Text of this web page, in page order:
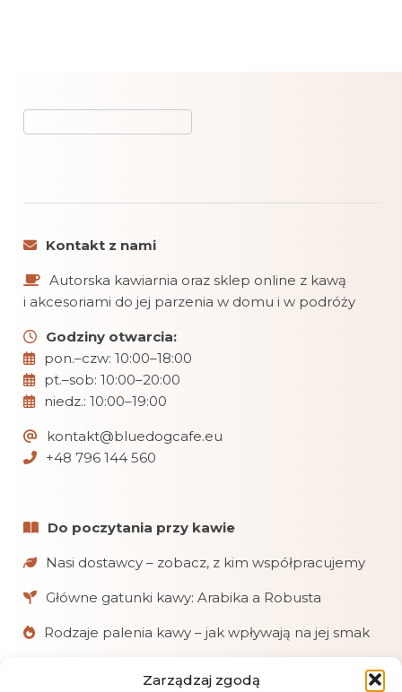
Zarządzaj zgodą
Kontakt z nami
Autorska kawiarnia oraz sklep online z kawą
i akcesoriami do jej parzenia w domu i w podróży
Godziny otwarcia:
pon.–czw: 10:00–18:00
pt.–sob: 10:00–20:00
niedz.: 10:00–19:00
kontakt@bluedogcafe.eu
+48 796 144 560
Do poczytania przy kawie
Nasi dostawcy – zobacz, z kim współpracujemy
Główne gatunki kawy: Arabika a Robusta
Rodzaje palenia kawy – jak wpływają na jej smak